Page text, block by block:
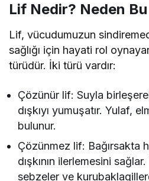
Lif Nedir? Neden
Lif, vücudumuzun
sağlığı için hayati rol
türüdür. İki türü vardır:
Çözünür lif: Suyla
dışkıyı yumuşatır. Yulaf,
bulunur.
Çözünmez lif: Bağırsakta
dışkının ilerlemesini
sebzeler ve